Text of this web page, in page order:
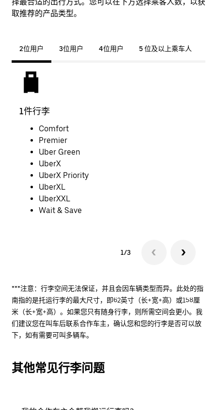
取推荐的产品类型。
2位用户 3位用户 4位用户 5 位及以上乘车人
1件行李
Comfort
Premier
Uber Green
UberX
UberX Priority
UberXL
UberXXL
Wait & Save
1/3
***注意：行李空间无法保证，并且会因车辆类型而异。此处的指
南指的是托运行李的最大尺寸，即62英寸（长+宽+高）或158厘
米（长+宽+高）。如果您只有随身行李，则所需空间会更小。我
们建议您在叫车后联系合作车主，确认您和您的行李是否可以放
下，如有需要可叫多辆车。
其他常见行李问题